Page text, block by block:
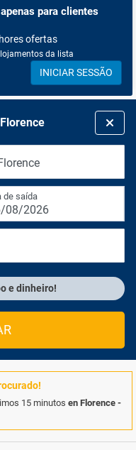
para clientes
ofertas
da lista
INICIAR SESSÃO
de saída
08/2026
e dinheiro!
15 minutos en Florence -